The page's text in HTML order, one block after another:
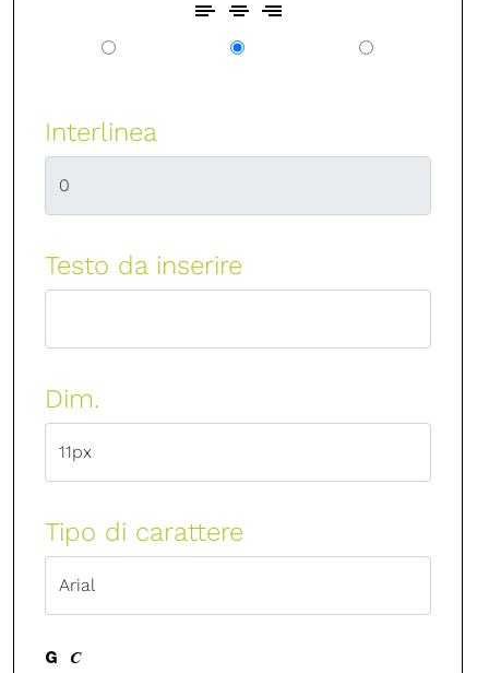
Interlinea
Testo da inserire
Dim.
Tipo di carattere